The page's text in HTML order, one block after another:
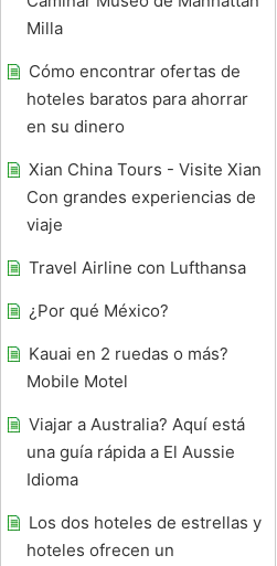
Milla
Cómo encontrar ofertas de
hoteles baratos para ahorrar
en su dinero
Xian China Tours - Visite Xian
Con grandes experiencias de
viaje
Travel Airline con Lufthansa
¿Por qué México?
Kauai en 2 ruedas o más?
Mobile Motel
Viajar a Australia? Aquí está
una guía rápida a El Aussie
Idioma
Los dos hoteles de estrellas y
hoteles ofrecen un